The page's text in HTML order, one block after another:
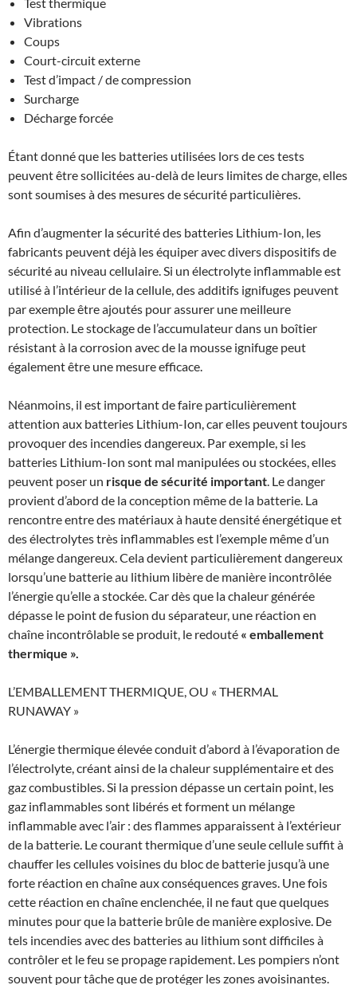
Test thermique
Vibrations
Coups
Court-circuit externe
Test d’impact / de compression
Surcharge
Décharge forcée
Étant donné que les batteries utilisées lors de ces tests
peuvent être sollicitées au-delà de leurs limites de charge, elles
sont soumises à des mesures de sécurité particulières.
Afin d’augmenter la sécurité des batteries Lithium-Ion, les
fabricants peuvent déjà les équiper avec divers dispositifs de
sécurité au niveau cellulaire. Si un électrolyte inflammable est
utilisé à l’intérieur de la cellule, des additifs ignifuges peuvent
par exemple être ajoutés pour assurer une meilleure
protection. Le stockage de l’accumulateur dans un boîtier
résistant à la corrosion avec de la mousse ignifuge peut
également être une mesure efficace.
Néanmoins, il est important de faire particulièrement
attention aux batteries Lithium-Ion, car elles peuvent toujours
provoquer des incendies dangereux. Par exemple, si les
batteries Lithium-Ion sont mal manipulées ou stockées, elles
peuvent poser un risque de sécurité important. Le danger
provient d’abord de la conception même de la batterie. La
rencontre entre des matériaux à haute densité énergétique et
des électrolytes très inflammables est l’exemple même d’un
mélange dangereux. Cela devient particulièrement dangereux
lorsqu’une batterie au lithium libère de manière incontrôlée
l’énergie qu’elle a stockée. Car dès que la chaleur générée
dépasse le point de fusion du séparateur, une réaction en
chaîne incontrôlable se produit, le redouté « emballement
thermique ».
L’EMBALLEMENT THERMIQUE, OU « THERMAL
RUNAWAY »
L’énergie thermique élevée conduit d’abord à l’évaporation de
l’électrolyte, créant ainsi de la chaleur supplémentaire et des
gaz combustibles. Si la pression dépasse un certain point, les
gaz inflammables sont libérés et forment un mélange
inflammable avec l’air : des flammes apparaissent à l’extérieur
de la batterie. Le courant thermique d’une seule cellule suffit à
chauffer les cellules voisines du bloc de batterie jusqu’à une
forte réaction en chaîne aux conséquences graves. Une fois
cette réaction en chaîne enclenchée, il ne faut que quelques
minutes pour que la batterie brûle de manière explosive. De
tels incendies avec des batteries au lithium sont difficiles à
contrôler et le feu se propage rapidement. Les pompiers n’ont
souvent pour tâche que de protéger les zones avoisinantes.